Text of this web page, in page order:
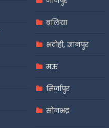
बलिया
भदोही, ज्ञानपुर
मऊ
मिर्जापुर
सोनभद्र